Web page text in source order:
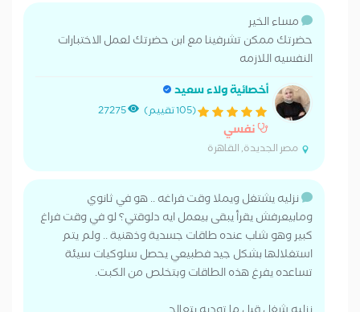
مساء الخير
حضرتك ممكن تشرفينا مع ابن حضرتك لعمل الاختبارات
النفسيه اللازمه
أخصائية ولاء سعيد
(105 تقييم) 27275
نفسي
مصر الجديدة, القاهرة
نزليه يشتغل ويملا وقت فراغه .. هو في ثانوي
ومابيعرفش يقرأ يبقى بيعمل ايه دلوقتي؟ لو في وقت فراغ
كبير وهو شاب عنده طاقات جسدية وذهنية .. ولم يتم
استغلالها بشكل جيد فطبيعي يحصل سلوكيات سيئة
تساعده يفرغ هذه الطاقات وبتخلص من الكبت.